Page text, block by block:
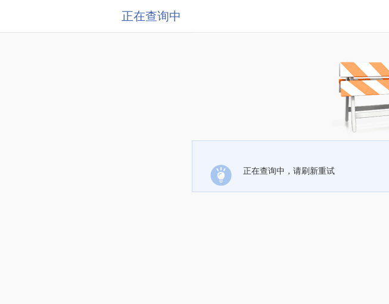
正在查询中
正在查询中，请刷新重试